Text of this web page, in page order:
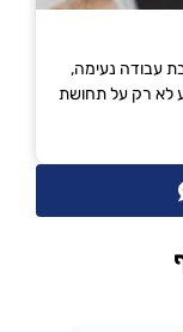
עבודה נעימה,
לא רק על תחושת